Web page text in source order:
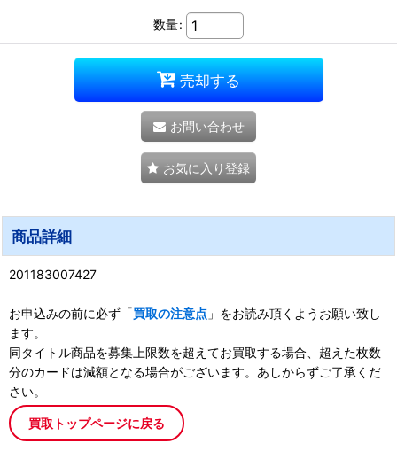
数量:
売却する
お問い合わせ
お気に入り登録
商品詳細
201183007427
お申込みの前に必ず「買取の注意点 」をお読み頂くようお願い致し
ます。
同タイトル商品を募集上限数を超えてお買取する場合、超えた枚数
分のカードは減額となる場合がございます。あしからずご了承くだ
さい。
買取トップページに戻る